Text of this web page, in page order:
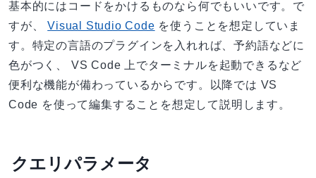
基本的にはコードをかけるものなら何でもいいです。で
すが、Visual Studio Code を使うことを想定していま
す。特定の言語のプラグインを入れれば、予約語などに
色がつく、 VS Code 上でターミナルを起動できるなど
便利な機能が備わっているからです。以降では VS
Code を使って編集することを想定して説明します。
クエリパラメータ